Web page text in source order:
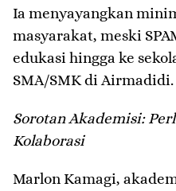
Ia menyayangkan
masyarakat, meski
edukasi hingga ke
SMA/SMK di Airmadidi.
Sorotan Akademisi:
Kolaborasi
Marlon Kamagi,